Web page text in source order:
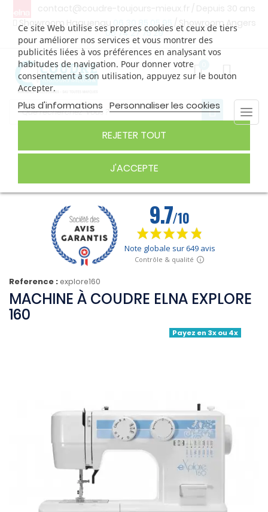
contact@coudre-toujours-mieux.fr / Depuis 30 ans
Showroom Haguenau
06 30 85 05 95
/ Showroom Angers
06 74 27 75 29
Ce site Web utilise ses propres cookies et ceux de tiers
pour améliorer nos services et vous montrer des
publicités liées à vos préférences en analysant vos
habitudes de navigation. Pour donner votre
consentement à son utilisation, appuyez sur le bouton
Accepter.
Plus d'informations Personnaliser les cookies
REJETER TOUT
J'ACCEPTE
MACHINES À COUDRE ELNA
Reference : explore160
MACHINE À COUDRE ELNA EXPLORE
160
Payez en 3x ou 4x